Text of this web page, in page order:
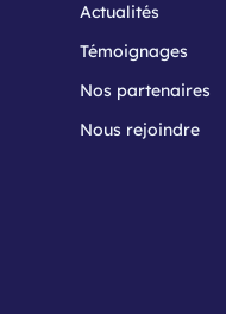
Actualités
Témoignages
Nos partenaires
Nous rejoindre